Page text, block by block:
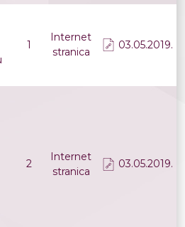
1
Internet
stranica
03.05.2019.
2
Internet
stranica
03.05.2019.